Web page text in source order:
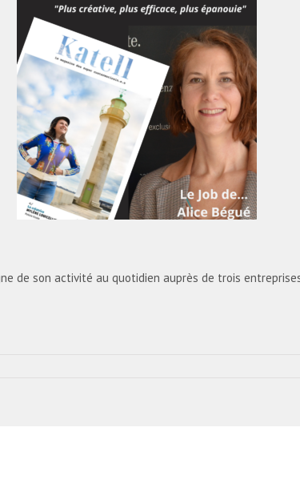
de son activité au quotidien auprès de trois